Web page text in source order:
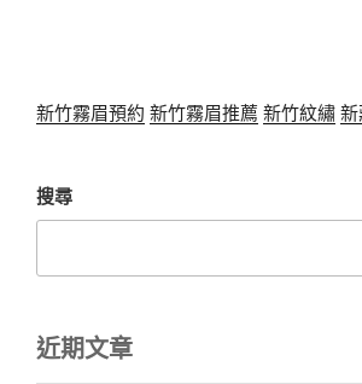
新竹霧眉預約 新竹霧眉推薦 新竹紋繡
搜尋
近期文章